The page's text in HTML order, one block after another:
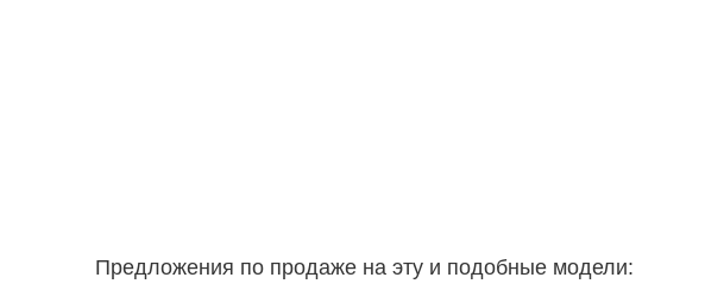
Предложения по продаже на эту и подобные модели: